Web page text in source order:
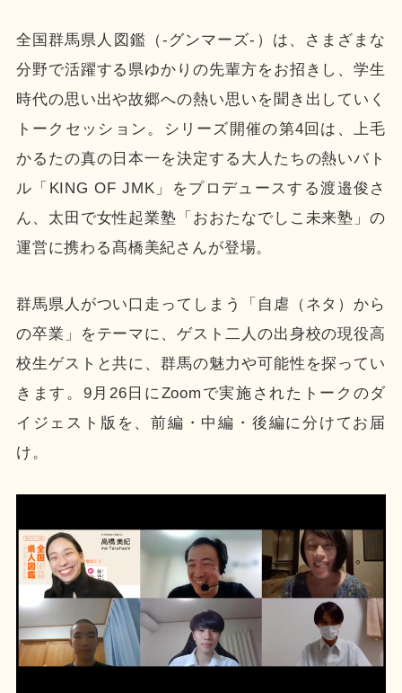
全国群馬県人図鑑（-グンマーズ-）は、さまざまな
分野で活躍する県ゆかりの先輩方をお招きし、学生
時代の思い出や故郷への熱い思いを聞き出していく
トークセッション。シリーズ開催の第4回は、上毛
かるたの真の日本一を決定する大人たちの熱いバト
ル「KING OF JMK」をプロデュースする渡邉俊さ
ん、太田で女性起業塾「おおたなでしこ未来塾」の
運営に携わる髙橋美紀さんが登場。
群馬県人がつい口走ってしまう「自虐（ネタ）から
の卒業」をテーマに、ゲスト二人の出身校の現役高
校生ゲストと共に、群馬の魅力や可能性を探ってい
きます。9月26日にZoomで実施されたトークのダ
イジェスト版を、前編・中編・後編に分けてお届
け。